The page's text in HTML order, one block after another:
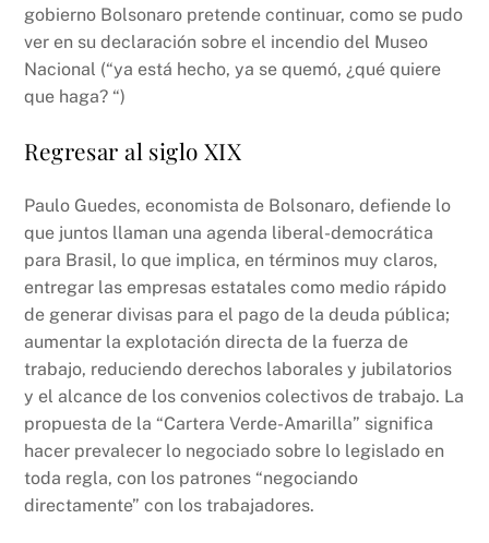
gobierno Bolsonaro pretende continuar, como se pudo
ver en su declaración sobre el incendio del Museo
Nacional (“ya está hecho, ya se quemó, ¿qué quiere
que haga? “)
Regresar al siglo XIX
Paulo Guedes, economista de Bolsonaro, defiende lo
que juntos llaman una agenda liberal-democrática
para Brasil, lo que implica, en términos muy claros,
entregar las empresas estatales como medio rápido
de generar divisas para el pago de la deuda pública;
aumentar la explotación directa de la fuerza de
trabajo, reduciendo derechos laborales y jubilatorios
y el alcance de los convenios colectivos de trabajo. La
propuesta de la “Cartera Verde-Amarilla” significa
hacer prevalecer lo negociado sobre lo legislado en
toda regla, con los patrones “negociando
directamente” con los trabajadores.